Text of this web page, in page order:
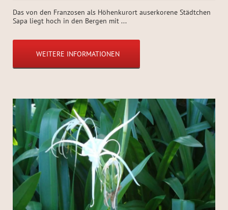
Das von den Franzosen als Höhenkurort auserkorene Städtchen
Sapa liegt hoch in den Bergen mit ...
WEITERE INFORMATIONEN